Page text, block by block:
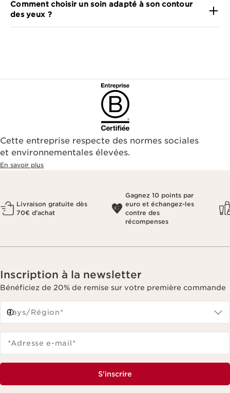
Comment choisir un soin adapté à son contour
des yeux ?
Cette entreprise respecte des normes sociales
et environnementales élevées.
En savoir plus
Livraison gratuite dès
70€ d'achat
Gagnez 10 points par
euro et échangez-les
contre des
récompenses
Inscription à la newsletter
Bénéficiez de 20% de remise sur votre première commande
Pays/Région*
*Adresse e-mail*
S'inscrire